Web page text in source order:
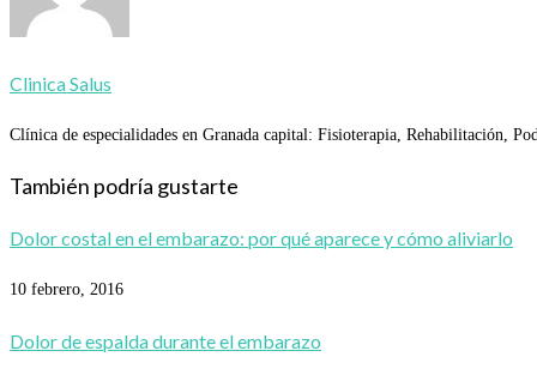
Clinica Salus
Clínica de especialidades en Granada capital: Fisioterapia, Rehabilitación,
También podría gustarte
Dolor costal en el embarazo: por qué aparece y cómo aliviarlo
10 febrero, 2016
Dolor de espalda durante el embarazo